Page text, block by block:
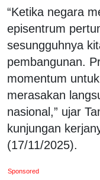
“Ketika negara
episentrum
sesungguhnya
pembangunan.
momentum
merasakan
nasional,” ujar
kunjungan
(17/11/2025).
Sponsored